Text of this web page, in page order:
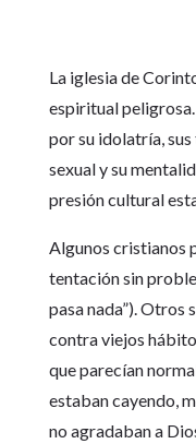
La iglesia de
espiritual
por su idolatría,
sexual y su
presión cultural
Algunos cristianos
tentación sin
pasa nada”). Otros
contra viejos
que parecían
estaban cayendo,
no agradaban a